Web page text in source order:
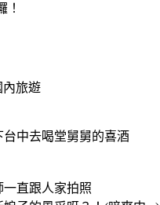
！
內旅遊
中去喝堂舅舅的喜酒
直跟人家拍照